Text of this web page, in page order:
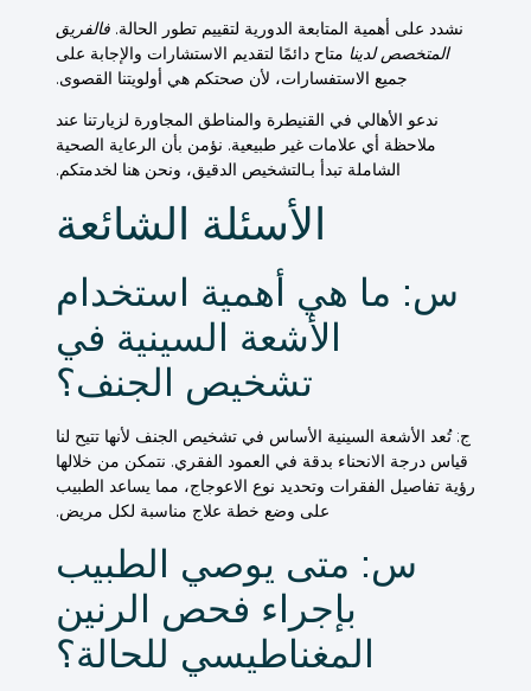
نشدد على أهمية المتابعة الدورية لتقييم تطور الحالة.فالفريق
المتخصص لدينا متاح دائمًا لتقديم الاستشارات والإجابة على
جميع الاستفسارات، لأن صحتكم هي أولويتنا القصوى.
ندعو الأهالي في القنيطرة والمناطق المجاورة لزيارتنا عند
ملاحظة أي علامات غير طبيعية. نؤمن بأن الرعاية الصحية
الشاملة تبدأ بـالتشخيص الدقيق، ونحن هنا لخدمتكم.
الأسئلة الشائعة
س: ما هي أهمية استخدام
الأشعة السينية في
تشخيص الجنف؟
ج: تُعد الأشعة السينية الأساس في تشخيص الجنف لأنها تتيح لنا
قياس درجة الانحناء بدقة في العمود الفقري. نتمكن من خلالها
رؤية تفاصيل الفقرات وتحديد نوع الاعوجاج، مما يساعد الطبيب
على وضع خطة علاج مناسبة لكل مريض.
س: متى يوصي الطبيب
بإجراء فحص الرنين
المغناطيسي للحالة؟